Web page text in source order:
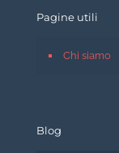
Pagine utili
Chi siamo
Blog